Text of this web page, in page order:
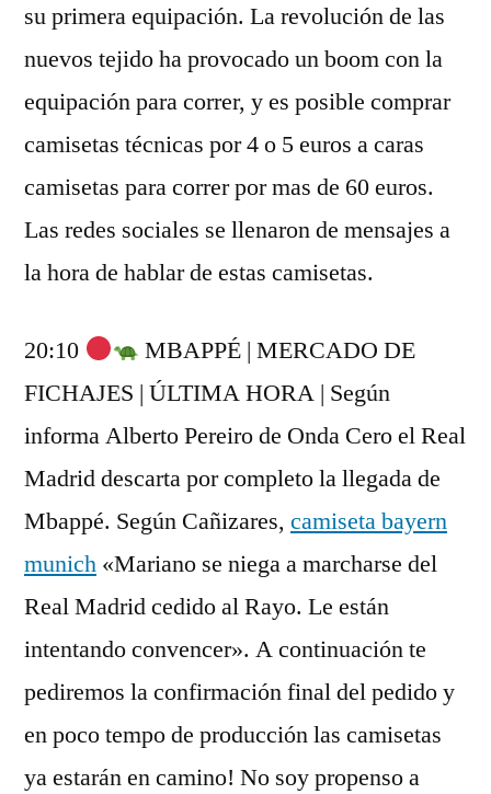
su primera equipación. La revolución de las
nuevos tejido ha provocado un boom con la
equipación para correr, y es posible comprar
camisetas técnicas por 4 o 5 euros a caras
camisetas para correr por mas de 60 euros.
Las redes sociales se llenaron de mensajes a
la hora de hablar de estas camisetas.
20:10
MBAPPÉ | MERCADO DE
FICHAJES | ÚLTIMA HORA | Según
informa Alberto Pereiro de Onda Cero el Real
Madrid descarta por completo la llegada de
Mbappé. Según Cañizares, camiseta bayern
munich «Mariano se niega a marcharse del
Real Madrid cedido al Rayo. Le están
intentando convencer». A continuación te
pediremos la confirmación final del pedido y
en poco tempo de producción las camisetas
ya estarán en camino! No soy propenso a